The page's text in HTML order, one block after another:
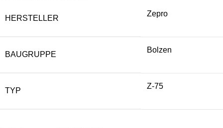
HERSTELLER
Zepro
BAUGRUPPE
Bolzen
TYP
Z-75